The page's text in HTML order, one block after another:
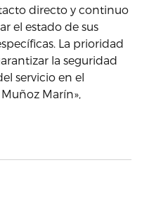
directo y continuo
el estado de sus
La prioridad
la seguridad
servicio en el
Marín»,